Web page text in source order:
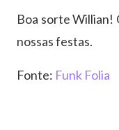
Boa sorte Willian!
nossas festas.
Fonte: Funk Folia